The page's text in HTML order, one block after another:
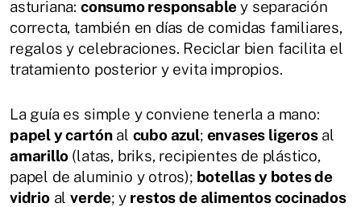
asturiana: consumo responsabley separación
correcta, también en días de comidas familiares,
regalos y celebraciones. Reciclar bien facilita el
tratamiento posterior y evita impropios.
La guía es simple y conviene tenerla a mano:
papel y cartónal cubo azul; envases ligerosal
amarillo(latas, briks, recipientes de plástico,
papel de aluminio y otros); botellas y botes de
vidrioalverde; y restos de alimentos cocinados